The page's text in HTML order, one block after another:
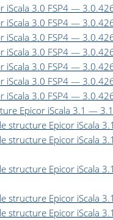
iScala 3.0 FSP4 —
iScala 3.0 FSP4 —
iScala 3.0 FSP4 —
iScala 3.0 FSP4 —
iScala 3.0 FSP4 —
iScala 3.0 FSP4 —
iScala 3.0 FSP4 —
Epicor iScala 3.1 —
structure Epicor iScala
structure Epicor iScala
structure Epicor iScala
structure Epicor iScala
structure Epicor iScala